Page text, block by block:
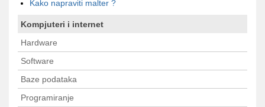
Kako napraviti malter ?
Kompjuteri i internet
Hardware
Software
Baze podataka
Programiranje